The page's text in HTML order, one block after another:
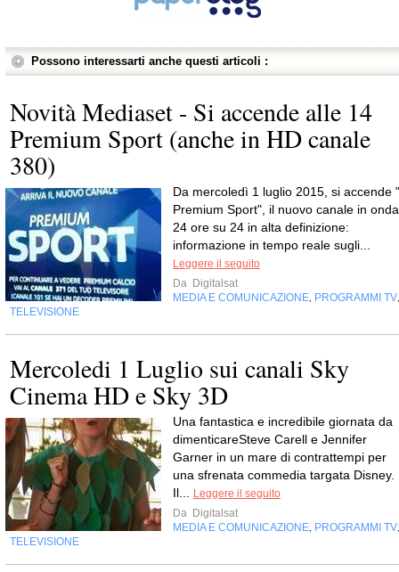
Possono interessarti anche questi articoli :
Novità Mediaset - Si accende alle 14
Premium Sport (anche in HD canale
380)
Da mercoledì 1 luglio 2015, si accende "
Premium Sport", il nuovo canale in onda
24 ore su 24 in alta definizione:
informazione in tempo reale sugli...
Leggere il seguito
Da Digitalsat
MEDIA E COMUNICAZIONE, PROGRAMMI TV,
TELEVISIONE
Mercoledi 1 Luglio sui canali Sky
Cinema HD e Sky 3D
Una fantastica e incredibile giornata da
dimenticareSteve Carell e Jennifer
Garner in un mare di contrattempi per
una sfrenata commedia targata Disney.
Il... Leggere il seguito
Da Digitalsat
MEDIA E COMUNICAZIONE, PROGRAMMI TV,
TELEVISIONE